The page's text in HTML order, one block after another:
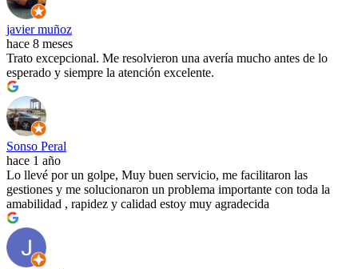
javier muñoz
hace 8 meses
Trato excepcional. Me resolvieron una avería mucho antes de lo
esperado y siempre la atención excelente.
Sonso Peral
hace 1 año
Lo llevé por un golpe, Muy buen servicio, me facilitaron las
gestiones y me solucionaron un problema importante con toda la
amabilidad , rapidez y calidad estoy muy agradecida